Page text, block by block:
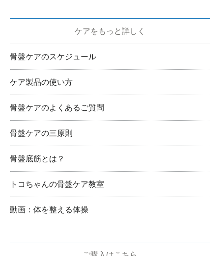
ケアをもっと詳しく
骨盤ケアのスケジュール
ケア製品の使い方
骨盤ケアのよくあるご質問
骨盤ケアの三原則
骨盤底筋とは？
トコちゃんの骨盤ケア教室
動画：体を整える体操